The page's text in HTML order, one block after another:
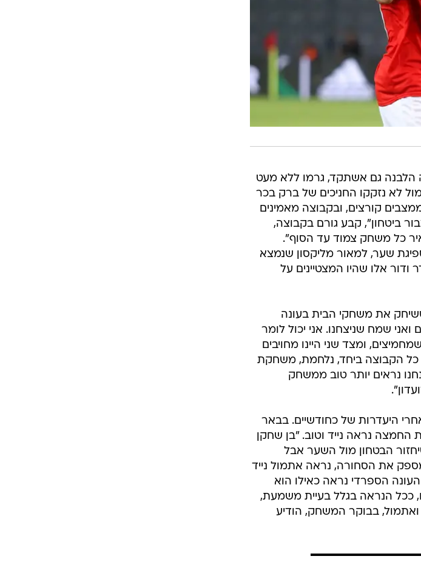
הלבנה גם אשתקד, גרמו ללא מעט
האלופה בבעיטות עונשין מ-11 מטר. אתמול לא נזקקו החניכים של ברק בכר
קורצים, ובקבוצה מאמינים
ביטחון", קבע גורם בקבוצה,
כל משחק צמוד עד הסוף".
שער, למאור מליקסון שנמצא
ודור אלו שהיו המצטיינים על
את משחקי הבית בעונה
שמח שניצחנו. אני יכול לומר
ומצד שני היינו מחויבים
כל הקבוצה ביחד, נלחמת, משחקת
נראים יותר טוב ממשחק
היעדרות של כחודשיים. בבאר
נראה נייד וטוב. "בן שחקן
הבטחון מול השער אבל
את הסחורה, נראה אתמול נייד
הספרדי נראה כאילו הוא
ככל הנראה בגלל בעיית משמעת,
בבוקר המשחק, הודיע